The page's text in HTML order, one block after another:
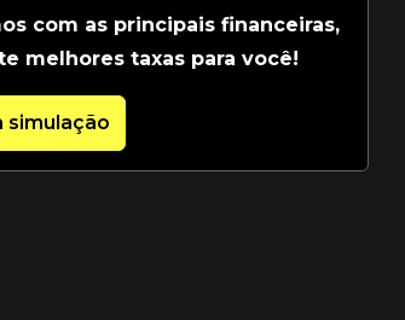
com as principais financeiras,
melhores taxas para você!
simulação